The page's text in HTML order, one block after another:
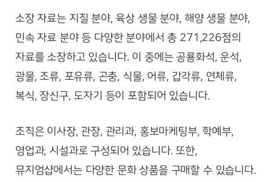
소장 자료는 지질 분야, 육상 생물 분야, 해양 생물 분야,
민속 자료 분야 등 다양한 분야에서 총 271,226점의
자료를 소장하고 있습니다. 이 중에는 공룡화석, 운석,
광물, 조류, 포유류, 곤충, 식물, 어류, 갑각류, 연체류,
복식, 장신구, 도자기 등이 포함되어 있습니다.
조직은 이사장, 관장, 관리과, 홍보마케팅부, 학예부,
영업과, 시설과로 구성되어 있습니다. 또한,
뮤지엄샵에서는 다양한 문화 상품을 구매할 수 있습니다.